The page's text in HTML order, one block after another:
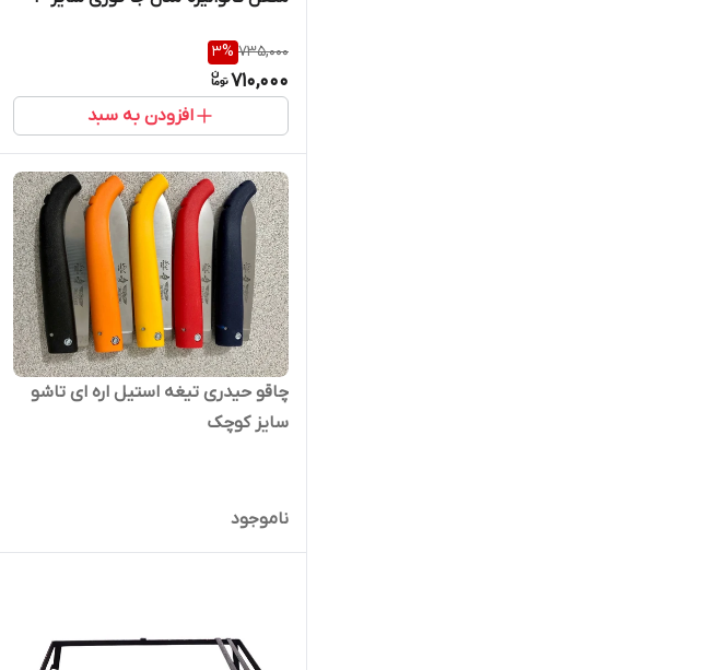
735,000
3%
710,000
افزودن به سبد
چاقو حیدری تیغه استیل اره ای تاشو
سایز کوچک
ناموجود